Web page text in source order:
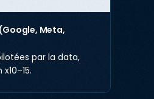
Meta,
par la data,